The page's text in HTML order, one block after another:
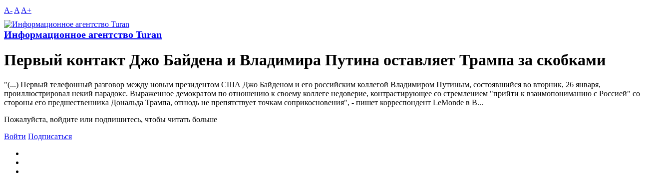
A- A A+
Информационное агентство Turan
Первый контакт Джо Байдена и Владимира Путина оставляет Трампа за скобками
"(...) Первый телефонный разговор между новым президентом США Джо Байденом и его российским коллегой Владимиром Путиным, состоявшийся во вторник, 26 января,
проиллюстрировал некий парадокс. Выраженное демократом по отношению к своему коллеге недоверие, контрастирующее со стремлением "прийти к взаимопониманию с Россией" со
стороны его предшественника Дональда Трампа, отнюдь не препятствует точкам соприкосновения", - пишет корреспондент LeMonde в В...
Пожалуйста, войдите или подпишитесь, чтобы читать больше
Войти Подписаться